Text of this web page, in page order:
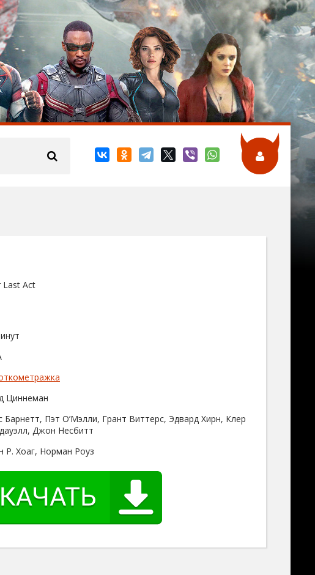
Last Act
Циннеман
Барнетт, Пэт О’Мэлли, Грант Виттерс, Эдвард Хирн, Клер
Джон Несбитт
Р. Хоаг, Норман Роуз